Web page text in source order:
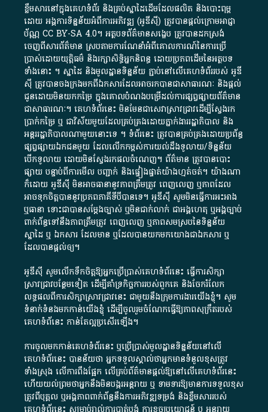
ខ្លឹមសារ​នៅ​ក្នុង​គេហទំព័រ និង​គ្រប់​ស្នា​ដៃ​ដើម​ដែល​ផលិត​ និង​បោះពុម្ព​
ដោយ​ អង្គការ​ទិន្នន័យ​អំពី​ការអភិវឌ្ឍ​​ (អូ​ឌី​ស៊ី)​ ត្រូវ​បាន​ផ្តល់​ក្រោម​អាជ្ញា
ប័ណ្ណ​CC BY-SA 4.0។​ អត្ថបទ​ព័ត៌មាន​សង្ខេប​ ត្រូវ​បាន​ដកស្រង់​
ចេញពី​សារព័ត៌មាន ស្របតាមការ​ណែនាំ​អំពី​គោលការណ៍​នៃ​ការ​ប្រើ
ប្រាស់​ដោយ​យុត្តិធម៌​ និង​រក្សាសិទ្ធិអ្នកនិពន្ធ ដោយ​ប្រភពដើម​នៃ​​អត្ថបទ
ទាំង​នោះ​ ។​ ស្នាដៃ​ និង​មូលដ្ឋាន​ទិន្នន័យ ​ភ្ជាប់​នៅ​លើ​គេហទំព័រ​របស់​ អូ​ឌី​
ស៊ី​ ត្រូវ​បាន​ចងក្រង​មក​ពី​ឯកសារ​ដែល​អាច​រក​បានជា​សាធារណៈ​ និង​ផ្តល់​
ជូន​ដោយ​មិន​យក​កម្រៃ​ ក្នុង​គោលបំណង​បម្រើ​ដល់ការ​ផ្សព្វផ្សាយ​ព័ត៌មាន​
ជា​សាធារណៈ​។​ គេហទំព័រ​នេះ​ មិនមែន​ជា​សេវា​ស្រាវជ្រាវ​ដើម្បី​ស្វែងរក
ប្រាក់​កម្រៃ​ ឬ​ ជា​វិស័យ​មួយ​ដែល​គ្រប់គ្រង​ដោយ​ភ្នាក់ងារ​រដ្ឋាភិបាល​ និង ​
អន្តររដ្ឋាភិបាល​ណាមួយ​នោះ​ទេ ​។​ ទំព័រ​នេះ​ ត្រូវ​បាន​គ្រប់គ្រង​ដោយ​ប្រព័ន្ធ​
ផ្សព្វផ្សាយ​ឯកជន​មួយ​ ដែល​លើកកម្ពស់​ការ​យល់​ដឹង​ទូលាយ​/​ទិន្នន័យ​
បើក​ទូលាយ​ ដោយ​មិនស្វែង​រក​ផល​ចំណេញ​។​ ព័ត៌មាន​ ត្រូវ​បាន​បោះ
ផ្សាយ​ បន្ទាប់​ពី​ការ​មើល​ បញ្ជាក់​ និង​ផ្ទៀងផ្ទាត់​យ៉ាង​ហ្មត់ចត់​។​ យ៉ាងណា​
ក៏​ដោយ​ អូ​ឌី​ស៊ី​ មិន​អាច​ធានា​នូវ​ភាព​ត្រឹមត្រូវ​ ពេញលេញ​ ឬ​ភាព​ដែល​
អាច​ទុកចិត្ត​បាននូវ​ប្រភព​ភាគី​ទី​បី​បាន​ទេ​។​ អូ​ឌី​ស៊ី​ សូម​មិន​ធ្វើការ​អះអាង​
ឬ​ធានា​ ទោះជា​បាន​សម្តែង​ច្បាស់​ ឬ​មិន​ជាក់លាក់​ ជា​អង្គហេតុ​ ឬ​អង្គច្បាប់​
ពាក់ព័ន្ធ​ទៅ​នឹង​ភាព​ត្រឹមត្រូវ​ ពេញលេញ​ ឬ​ភាព​សម​ស្រប​នៃ​ទិន្នន័យ​
ស្នាដៃ​ ឬ​ ឯកសារ​ ដែល​មាន​ ឬ​ដែល​បាន​យក​មក​យោង​ជា​ឯកសារ​ ឬ​
ដែល​បាន​ផ្តល់​ឲ្យ​។
អូឌីស៊ី សូមលើកទឹកចិត្តឱ្យអ្នកប្រើប្រាស់គេហទំព័រនេះ ធ្វើការសិក្សា
ស្រាវជ្រាវបន្ថែមទៀត ដើម្បីគាំទ្រកិច្ចការ​របស់ពួកគេ និងចែករំលែក
លទ្ធផលពីការសិក្សាស្រាវជ្រាវនេះ ជាមួយនឹងក្រុមការងារយើងខ្ញុំ។ សូម
ទំនាក់ទំនងមកកាន់យើងខ្ញុំ ដើម្បីចូលរួមចំណែកធ្វើឱ្យភាពសុក្រឹតរបស់
គេហទំព័នេះ កាន់តែល្អប្រសើរឡើង។
ការចូលមកកាន់គេហទំព័រនេះ ឬប្រើប្រាស់មូលដ្ឋានទិន្នន័យនៅលើ
គេហទំព័រនេះ បានន័យថា អ្នកទទួលស្គាល់ថាអ្នកមានទំនួលខុសត្រូវ
ទាំងស្រុង លើការពឹងផ្អែក លើគ្រប់ព័ត៌មានផ្តល់ឱ្យនៅលើគេហទំព័រនេះ
ហើយយល់ព្រមថាអ្នកនឹងមិនបង្ករអន្តរាយ ឬ ទាមទារ​ឱ្យមានការទទួលខុស​
ត្រូវពីបុគ្គល ឬអង្គភាពពាក់ព័ន្ធនឹងការអភិវឌ្ឍទម្រង់ និងខ្លឹមសាររបស់